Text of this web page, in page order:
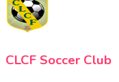
CLCF Soccer Club